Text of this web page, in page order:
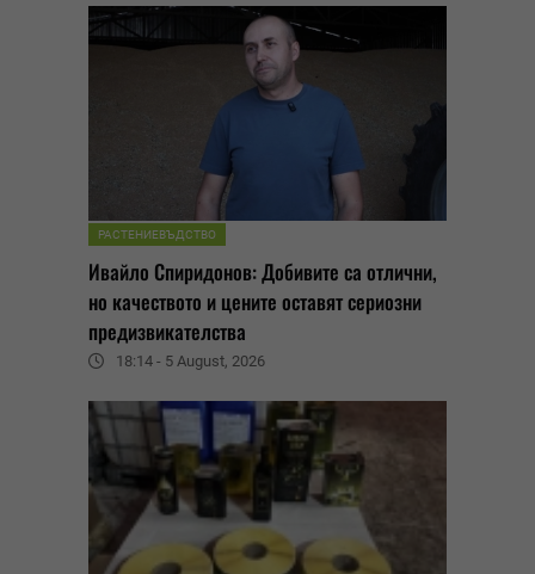
РАСТЕНИЕВЪДСТВО
Ивайло Спиридонов: Добивите са отлични,
но качеството и цените оставят сериозни
предизвикателства
18:14 - 5 August, 2026